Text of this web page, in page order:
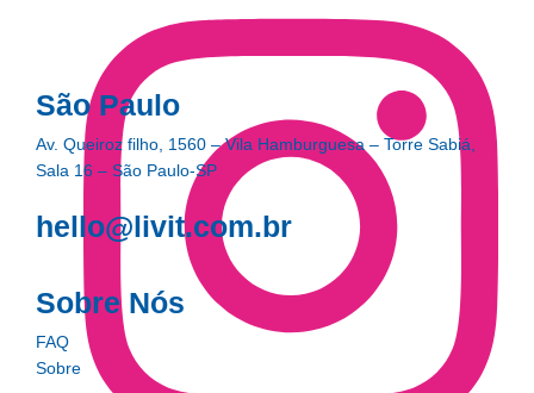
São Paulo
Av. Queiroz filho, 1560 – Vila Hamburguesa – Torre Sabiá,
Sala 16 – São Paulo-SP
hello@livit.com.br
Sobre Nós
FAQ
Sobre